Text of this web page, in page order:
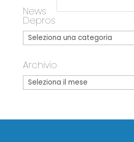
News
Depros
Archivio